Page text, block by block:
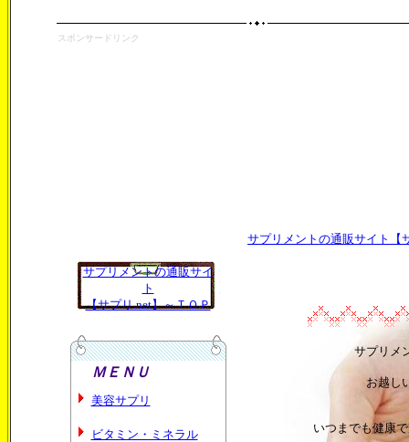
スポンサードリンク
サプリメントの通販サイ
ト
【サプリ.net】～ＴＯＰ
ＭＥＮＵ
美容サプリ
ビタミン・ミネラル
サプリメントの通販サイト【
サプリメ
お越し
いつまでも健康